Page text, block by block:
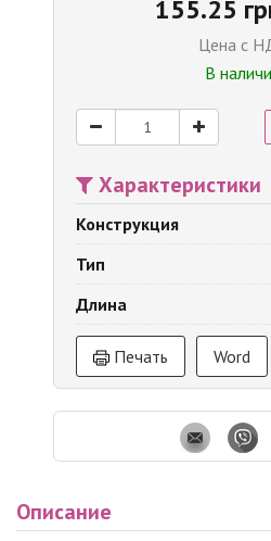
155.25
Цена с
В
Характеристики
Конструкция
Тип
Длина
Печать Word
Описание